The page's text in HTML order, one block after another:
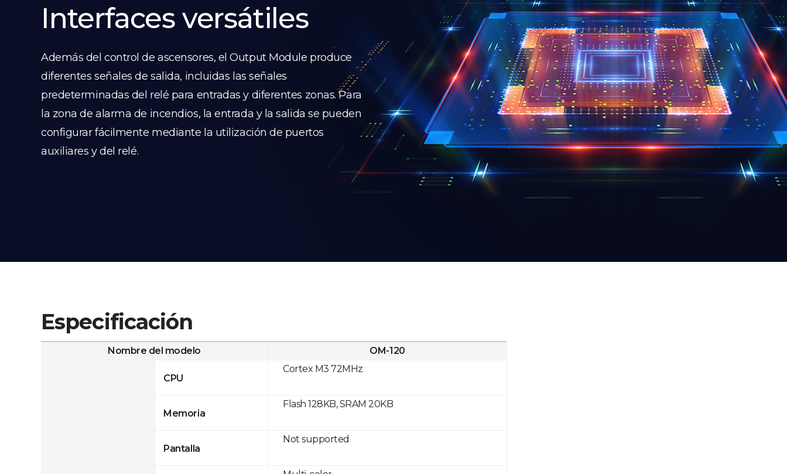
Interfaces versátiles
Además del control de ascensores, el Output Module produce
diferentes señales de salida, incluidas las señales
predeterminadas del relé para entradas y diferentes zonas. Para
la zona de alarma de incendios, la entrada y la salida se pueden
configurar fácilmente mediante la utilización de puertos
auxiliares y del relé.
Especificación
Nombre del modelo
CPU
Memoria
Pantalla
OM-120
Cortex M3 72MHz
Flash 128KB, SRAM 20KB
Not supported